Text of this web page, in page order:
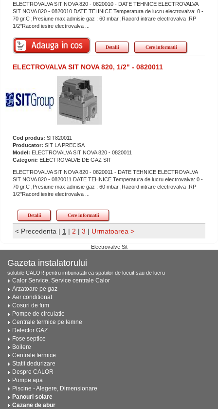
ELECTROVALVA SIT NOVA 820 - 0820010 - DATE TEHNICE ELECTROVALVA
SIT NOVA 820 - 0820010 DATE TEHNICE Temperatura de lucru electrovalva: 0 -
70 gr.C ;Presiune max.admisie gaz : 60 mbar ;Racord intrare electrovalva :RP
1/2"Racord iesire electrovalva ...
Detalii Cere informatii
ELECTROVALVA SIT NOVA 820, 1/2" - 0820011
Cod produs: SIT820011
Producator: SIT LA PRECISA
Model: ELECTROVALVA SIT NOVA 820 - 0820011
Categorii: ELECTROVALVE DE GAZ SIT
ELECTROVALVA SIT NOVA 820 - 0820011 - DATE TEHNICE ELECTROVALVA
SIT NOVA 820 - 0820011 DATE TEHNICE Temperatura de lucru electrovalva: 0 -
70 gr.C ;Presiune max.admisie gaz : 60 mbar ;Racord intrare electrovalva :RP
1/2"Racord iesire electrovalva ...
Detalii Cere informatii
< Precedenta | 1 | 2 | 3 | Urmatoarea >
Electrovalve Sit
Gazeta instalatorului
solutiile CALOR pentru imbunatatirea spatiilor de locuit sau de lucru
Calor Service, Service centrale Calor
Arzatoare pe gaz
Aer conditionat
Cosuri de fum
Pompe de circulatie
Centrale termice pe lemne
Detector GAZ
Fose septice
Boilere
Centrale termice
Statii dedurizare
Despre CALOR
Pompe apa
Piscine - Alegere, Dimensionare
Panouri solare
Cazane de abur